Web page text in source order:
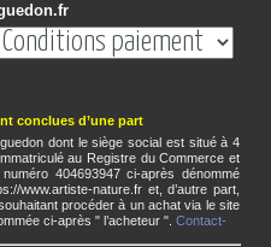
conclues d’une part
dont le siège social est situé à 4
au Registre du Commerce et
404693947 ci-après dénommé
www.artiste-nature.fr et, d’autre part,
procéder à un achat via le site
ci-après " l’acheteur ".Contact-